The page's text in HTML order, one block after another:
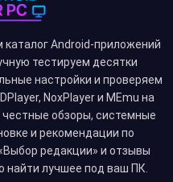
Android-приложений
тестируем десятки
настройки и проверяем
NoxPlayer и MEmu на
обзоры, системные
и рекомендации по
редакции» и отзывы
найти лучшее под ваш ПК.